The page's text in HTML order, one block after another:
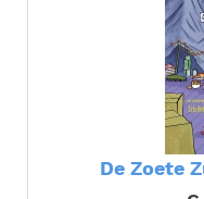
De Zoete